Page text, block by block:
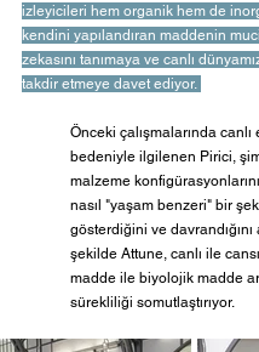
izleyicileri hem organik hem de
kendini yapılandıran maddenin
zekasını tanımaya ve canlı
takdir etmeye davet ediyor.
Önceki çalışmalarında
bedeniyle ilgilenen Pirici,
malzeme
nasıl "yaşam benzeri" bir
gösterdiğini ve davrandığını
şekilde Attune, canlı ile
madde ile biyolojik madde
sürekliliği somutlaştırıyor.